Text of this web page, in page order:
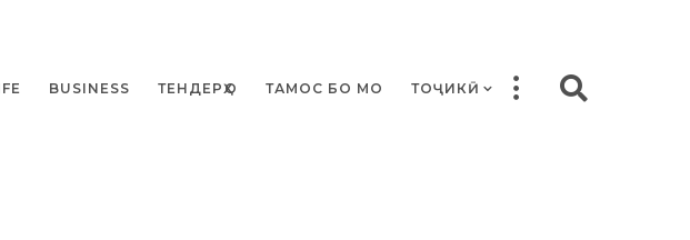
BUSINESS ТЕНДЕРҲО ТАМОС БО МО ТОҶИКӢ